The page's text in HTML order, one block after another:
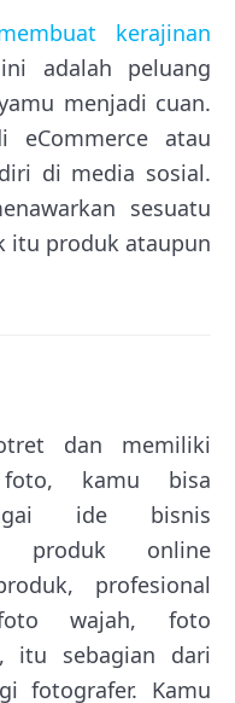
kerajinan
adalah peluang
menjadi cuan.
eCommerce atau
di media sosial.
sesuatu
itu produk ataupun
dan memiliki
foto, kamu bisa
ide bisnis
produk online
profesional
wajah, foto
itu sebagian dari
fotografer. Kamu